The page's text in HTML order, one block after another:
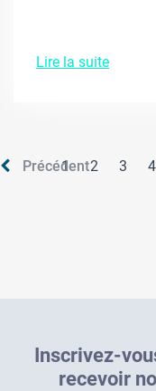
Lire la suite
Précédent
1 2 3 4
Inscrivez-vou
recevoir no